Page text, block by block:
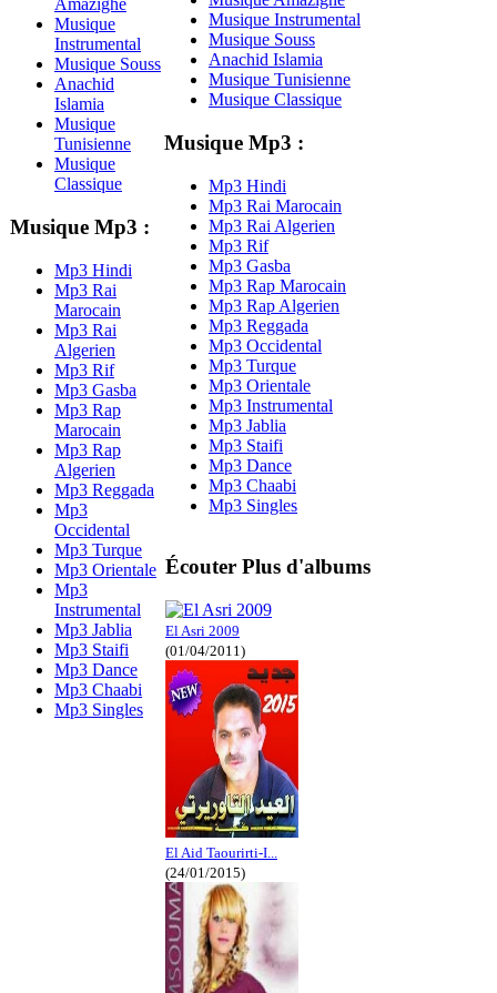
Amazighe
Musique
Instrumental
Musique Souss
Anachid
Islamia
Musique
Tunisienne
Musique
Classique
Musique Mp3 :
Mp3 Hindi
Mp3 Rai
Marocain
Mp3 Rai
Algerien
Mp3 Rif
Mp3 Gasba
Mp3 Rap
Marocain
Mp3 Rap
Algerien
Mp3 Reggada
Mp3
Occidental
Mp3 Turque
Mp3 Orientale
Mp3
Instrumental
Mp3 Jablia
Mp3 Staifi
Mp3 Dance
Mp3 Chaabi
Mp3 Singles
Musique Instrumental
Musique Souss
Anachid Islamia
Musique Tunisienne
Musique Classique
Musique Mp3 :
Mp3 Hindi
Mp3 Rai Marocain
Mp3 Rai Algerien
Mp3 Rif
Mp3 Gasba
Mp3 Rap Marocain
Mp3 Rap Algerien
Mp3 Reggada
Mp3 Occidental
Mp3 Turque
Mp3 Orientale
Mp3 Instrumental
Mp3 Jablia
Mp3 Staifi
Mp3 Dance
Mp3 Chaabi
Mp3 Singles
Écouter Plus d'albums
El Asri 2009
(01/04/2011)
El Aid Taourirti-I...
(24/01/2015)